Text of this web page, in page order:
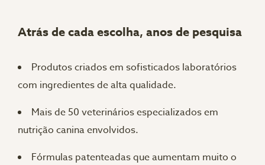
Atrás de cada escolha, anos de pesquisa
Produtos criados em sofisticados laboratórios
com ingredientes de alta qualidade.
Mais de 50 veterinários especializados em
nutrição canina envolvidos.
Fórmulas patenteadas que aumentam muito o